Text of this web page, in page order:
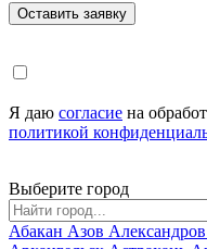
Я даю согласие на
политикой
Выберите город
Абакан Азов Александров